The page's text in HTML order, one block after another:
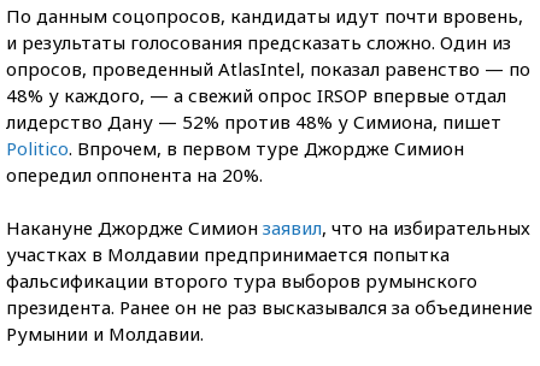
По данным соцопросов, кандидаты идут почти вровень,
и результаты голосования предсказать сложно. Один из
опросов, проведенный AtlasIntel, показал равенство — по
48% у каждого, — а свежий опрос IRSOP впервые отдал
лидерство Дану — 52% против 48% у Симиона, пишет
Politico. Впрочем, в первом туре Джордже Симион
опередил оппонента на 20%.
Накануне Джордже Симион заявил, что на избирательных
участках в Молдавии предпринимается попытка
фальсификации второго тура выборов румынского
президента. Ранее он не раз высказывался за объединение
Румынии и Молдавии.